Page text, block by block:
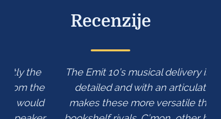
Recenzije
The Emit 10’s musical delivery is smooth,
detailed and with an articulation that
makes these more versatile than many